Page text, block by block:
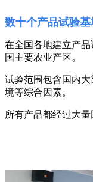
数十个产品试验
在全国各地建立产
国主要农业产区。
试验范围包含国内
境等综合因素。
所有产品都经过大量